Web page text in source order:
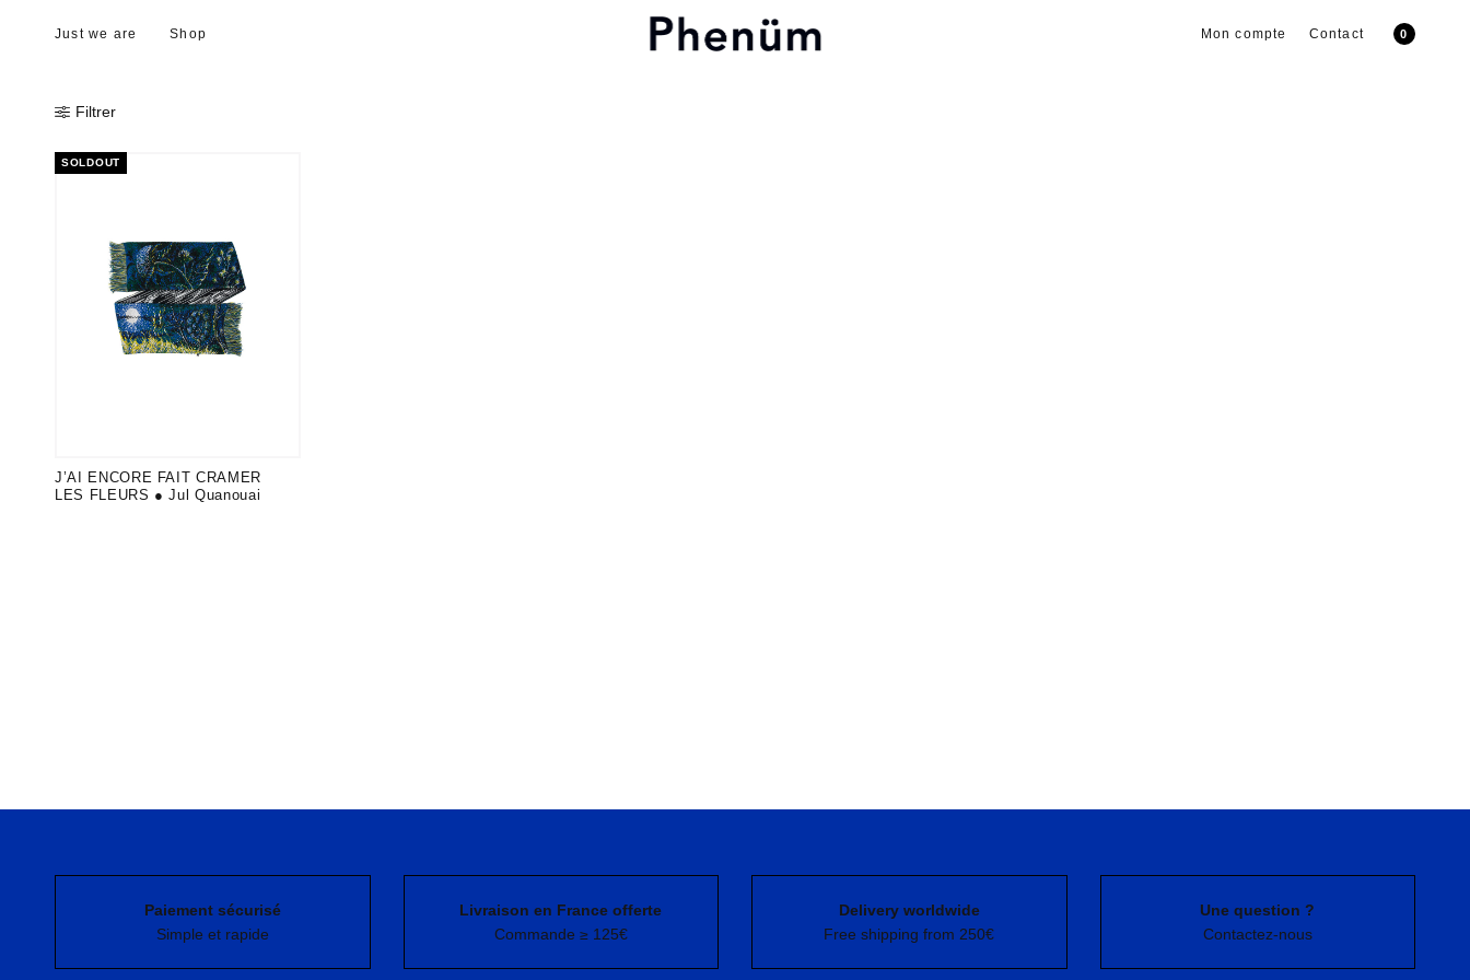
Just we are Shop Mon compte Contact 0
Filtrer
SOLDOUT
J’AI ENCORE FAIT CRAMER
LES FLEURS ● Jul Quanouai
Paiement sécurisé
Simple et rapide
Livraison en France offerte
Commande ≥ 125€
Delivery worldwide
Free shipping from 250€
Une question ?
Contactez-nous